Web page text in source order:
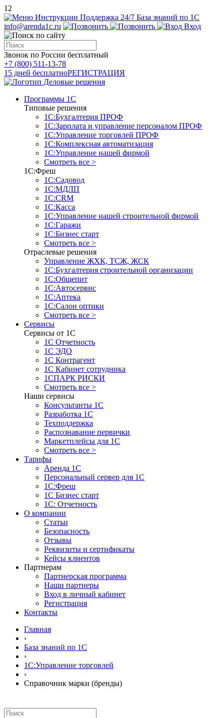
12
Инструкции Поддержка 24/7 База знаний по 1С
info@arenda1c.ru
Вход
Звонок по России бесплатный
+7 (800) 511-13-78
15 дней бесплатноРЕГИСТРАЦИЯ
Программы 1С
Типовые решения
1С:Бухгалтерия ПРОФ
1С:Зарплата и управление персоналом ПРОФ
1С:Управление торговлей ПРОФ
1С:Комплексная автоматизация
1С:Управление нашей фирмой
Смотреть все >
1С:Фреш
1С:Садовод
1С:МДЛП
1С:CRM
1С:Касса
1С:Управление нашей строительной фирмой
1С:Гаражи
1С:Бизнес старт
Смотреть все >
Отраслевые решения
Управление ЖХК, ТСЖ, ЖСК
1С:Бухгалтерия строительной организации
1С:Общепит
1С:Автосервис
1С:Аптека
1С:Салон оптики
Смотреть все >
Сервисы
Сервисы от 1С
1С Отчетность
1С ЭДО
1С Контрагент
1С Кабинет сотрудника
1СПАРК РИСКИ
Смотреть все >
Наши сервисы
Консультанты 1С
Разработка 1С
Техподдержка
Распознавание первички
Маркетплейсы для 1С
Смотреть все >
Тарифы
Аренда 1С
Персональный сервер для 1С
1С:Фреш
1С Бизнес старт
1С: Отчетность
О компании
Статьи
Безопасность
Отзывы
Реквизиты и сертификаты
Кейсы клиентов
Партнерам
Партнерская программа
Наши партнеры
Вход в личный кабинет
Регистрация
Контакты
Главная
›
База знаний по 1С
›
1С:Управление торговлей
›
Справочник марки (бренды)